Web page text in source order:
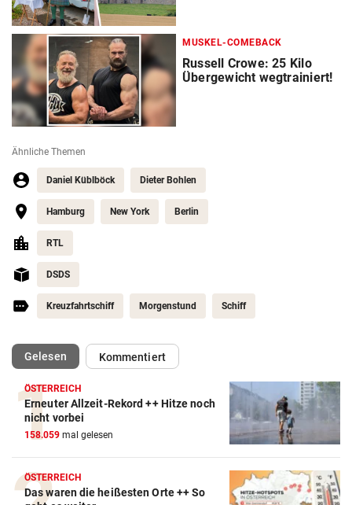
MUSKEL-COMEBACK
Russell Crowe: 25 Kilo
Übergewicht wegtrainiert!
Ähnliche Themen
Daniel Küblböck Dieter Bohlen
Hamburg New York Berlin
RTL
DSDS
Kreuzfahrtschiff Morgenstund Schiff
Gelesen(ausgewählt)Kommentiert
ÖSTERREICH
Erneuter Allzeit-Rekord ++ Hitze noch
nicht vorbei
158.059 mal gelesen
ÖSTERREICH
Das waren die heißesten Orte ++ So